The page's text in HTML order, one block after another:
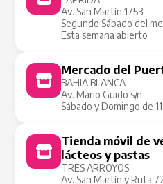
Av. San Martín 1753
Segundo Sábado del
Esta semana abierto
Mercado del
BAHIA BLANCA
Av. Mario Guido s/n
Sábado y Domingo de
Tienda móvil de
lácteos y pastas
TRES ARROYOS
Av. San Martín y Ruta